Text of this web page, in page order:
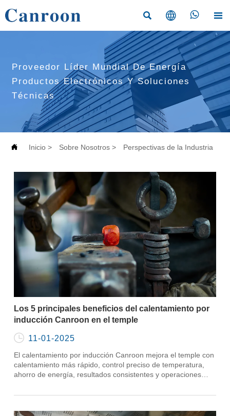
   
Proveedor Líder Mundial De Energía
Productos Electrónicos Y Soluciones
Técnicas
 Inicio > Sobre Nosotros > Perspectivas de la Industria
Los 5 principales beneficios del calentamiento por
inducción Canroon en el temple
 11-01-2025
El calentamiento por inducción Canroon mejora el temple con
calentamiento más rápido, control preciso de temperatura,
ahorro de energía, resultados consistentes y operaciones